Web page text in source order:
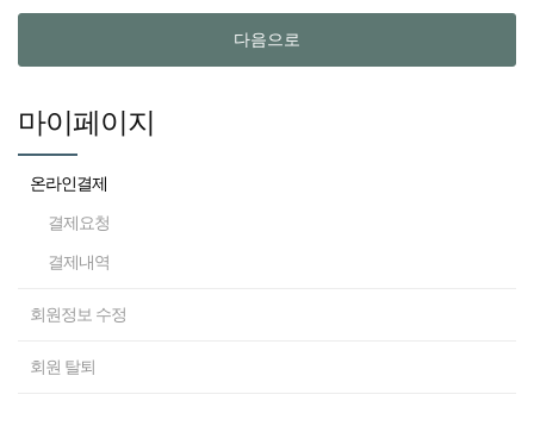
제14조 (환급)
제17조 (개인정보보호)
제22조 (저작권의 귀속 및 이용제한)
제23조 (분쟁해결)
3) 휴대폰번호 : 접수 결제 안내
2. 수집하는 개인정보의 항목 - 아이디, 비밀번호, 이름, 생년월일,
3. 개인정보의 보유 및 이용기간
1) 원칙적으로 회원님께서 동의 철회 혹은 회원탈퇴를 하셨을 경
우에는 지체 없이 관련 정보들을 모두 폐기합니다. 다만, 수집목적
하여 보존할 필요성이 있는 경우에는 회원의 개인정보를 보유할
- 정당한 절차에 따라 보유기간을 미리 회원에게 고지하거나 명시
다음으로
마이페이지
온라인결제
결제요청
결제내역
회원정보 수정
회원 탈퇴